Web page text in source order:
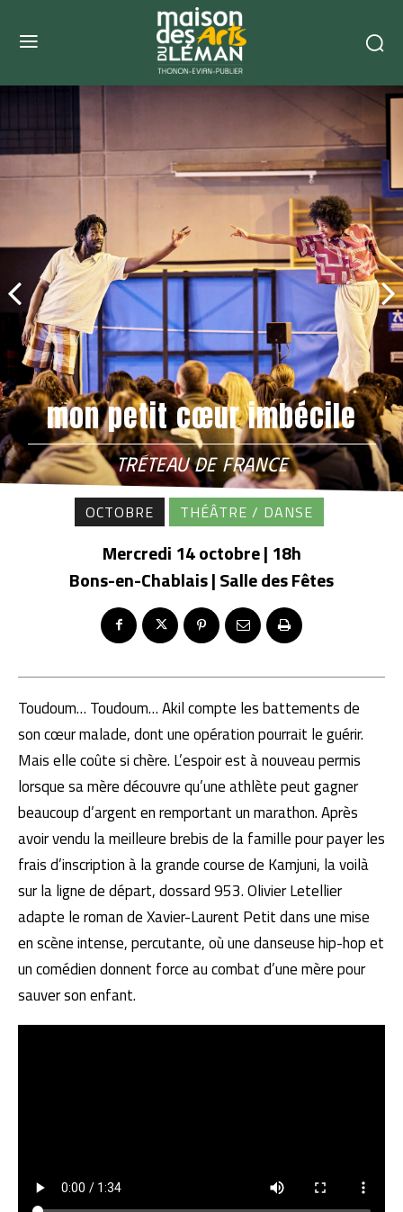
mon petit cœur imbécile
TRÉTEAU DE FRANCE
OCTOBRE THÉÂTRE / DANSE
Mercredi 14 octobre | 18h
Bons-en-Chablais | Salle des Fêtes
Toudoum… Toudoum… Akil compte les battements de
son cœur malade, dont une opération pourrait le guérir.
Mais elle coûte si chère. L’espoir est à nouveau permis
lorsque sa mère découvre qu’une athlète peut gagner
beaucoup d’argent en remportant un marathon. Après
avoir vendu la meilleure brebis de la famille pour payer les
frais d’inscription à la grande course de Kamjuni, la voilà
sur la ligne de départ, dossard 953. Olivier Letellier
adapte le roman de Xavier-Laurent Petit dans une mise
en scène intense, percutante, où une danseuse hip-hop et
un comédien donnent force au combat d’une mère pour
sauver son enfant.